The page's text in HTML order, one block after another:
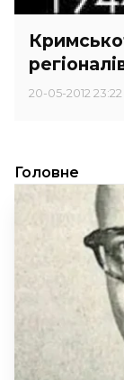
20-05-2012 23:22
Головне